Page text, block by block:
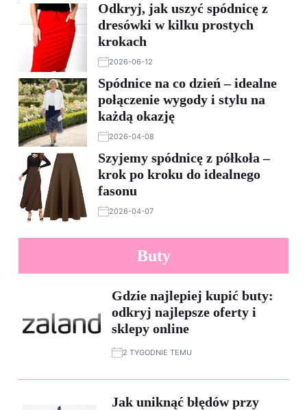
Odkryj, jak uszyć spódnicę z
dresówki w kilku prostych
krokach
2026-06-12
Spódnice na co dzień – idealne
połączenie wygody i stylu na
każdą okazję
2026-04-08
Szyjemy spódnicę z półkoła –
krok po kroku do idealnego
fasonu
2026-04-07
Buty
Gdzie najlepiej kupić buty:
odkryj najlepsze oferty i
sklepy online
2 TYGODNIE TEMU
Jak uniknąć błędów przy